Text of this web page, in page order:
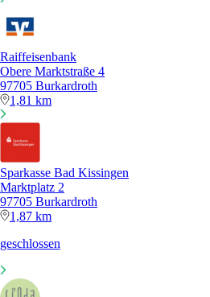
Raiffeisenbank
Obere Marktstraße 4
97705 Burkardroth
1,81 km
Sparkasse Bad Kissingen
Marktplatz 2
97705 Burkardroth
1,87 km
geschlossen